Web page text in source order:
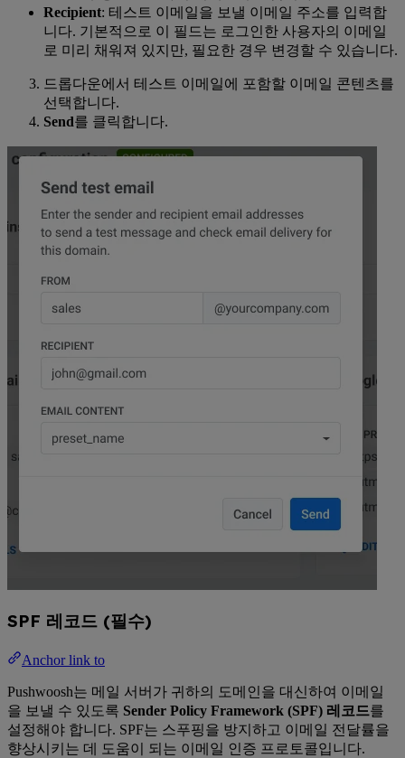
Recipient: 테스트 이메일을 보낼 이메일 주소를 입력합
니다. 기본적으로 이 필드는 로그인한 사용자의 이메일
로 미리 채워져 있지만, 필요한 경우 변경할 수 있습니다.
드롭다운에서 테스트 이메일에 포함할 이메일 콘텐츠를
선택합니다.
Send를 클릭합니다.
SPF 레코드 (필수)
Anchor link to
Pushwoosh는 메일 서버가 귀하의 도메인을 대신하여 이메일
을 보낼 수 있도록 Sender Policy Framework (SPF) 레코드를
설정해야 합니다. SPF는 스푸핑을 방지하고 이메일 전달률을
향상시키는 데 도움이 되는 이메일 인증 프로토콜입니다.